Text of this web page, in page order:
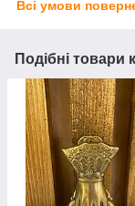
Всі умови
Подібні товари